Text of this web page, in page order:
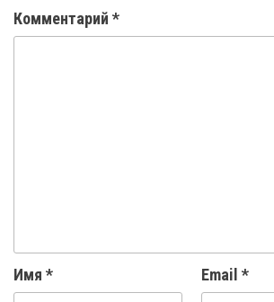
Комментарий *
Имя * Email *